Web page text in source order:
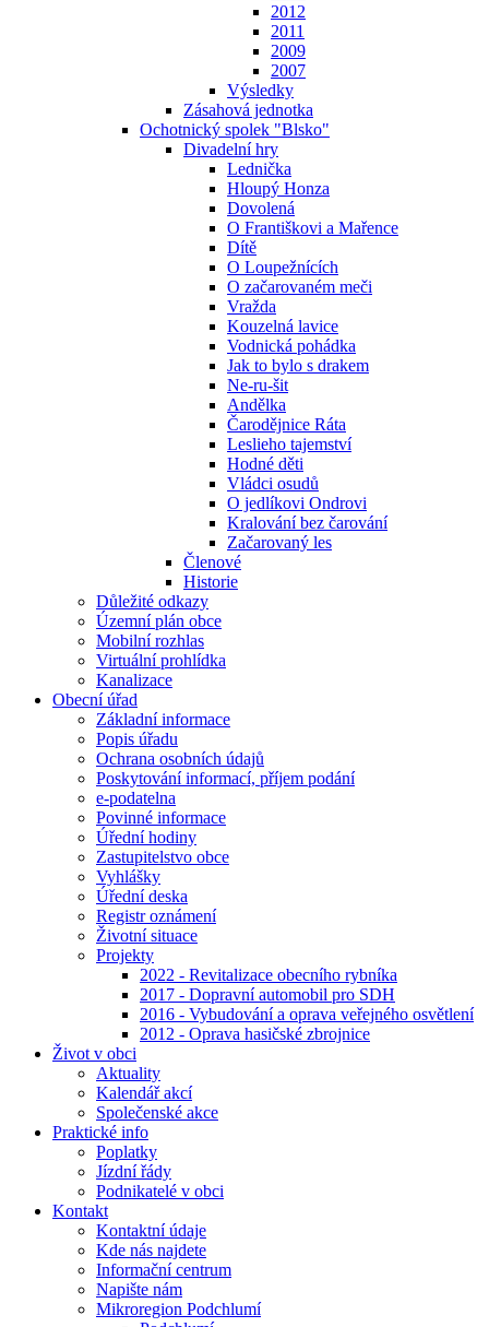
2012
2011
2009
2007
Výsledky
Zásahová jednotka
Ochotnický spolek "Blsko"
Divadelní hry
Lednička
Hloupý Honza
Dovolená
O Františkovi a Mařence
Dítě
O Loupežnících
O začarovaném meči
Vražda
Kouzelná lavice
Vodnická pohádka
Jak to bylo s drakem
Ne-ru-šit
Andělka
Čarodějnice Ráta
Leslieho tajemství
Hodné děti
Vládci osudů
O jedlíkovi Ondrovi
Kralování bez čarování
Začarovaný les
Členové
Historie
Důležité odkazy
Územní plán obce
Mobilní rozhlas
Virtuální prohlídka
Kanalizace
Obecní úřad
Základní informace
Popis úřadu
Ochrana osobních údajů
Poskytování informací, příjem podání
e-podatelna
Povinné informace
Úřední hodiny
Zastupitelstvo obce
Vyhlášky
Úřední deska
Registr oznámení
Životní situace
Projekty
2022 - Revitalizace obecního rybníka
2017 - Dopravní automobil pro SDH
2016 - Vybudování a oprava veřejného osvětlení
2012 - Oprava hasičské zbrojnice
Život v obci
Aktuality
Kalendář akcí
Společenské akce
Praktické info
Poplatky
Jízdní řády
Podnikatelé v obci
Kontakt
Kontaktní údaje
Kde nás najdete
Informační centrum
Napište nám
Mikroregion Podchlumí